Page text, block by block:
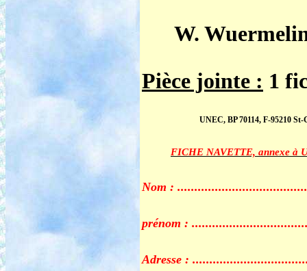
W.
Pièce jointe : 1
UNEC, BP 70114, F-95210
FICHE NAVETTE, annexe à
Nom :
prénom :
Adresse :